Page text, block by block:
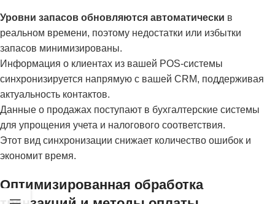
Уровни запасов обновляются автоматически в
реальном времени, поэтому недостатки или избытки
запасов минимизированы.
Информация о клиентах из вашей POS-системы
синхронизируется напрямую с вашей CRM, поддерживая
актуальность контактов.
Данные о продажах поступают в бухгалтерские системы
для упрощения учета и налогового соответствия.
Этот вид синхронизации снижает количество ошибок и
экономит время.
Оптимизированная обработка